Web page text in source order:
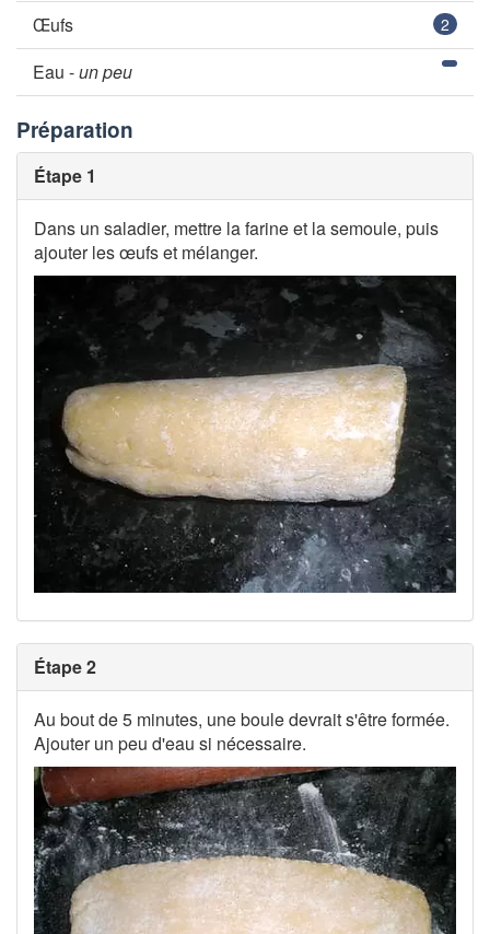
Œufs 2
Eau -un peu
Préparation
Étape 1
Dans un saladier, mettre la farine et la semoule, puis
ajouter les œufs et mélanger.
Étape 2
Au bout de 5 minutes, une boule devrait s'être formée.
Ajouter un peu d'eau si nécessaire.